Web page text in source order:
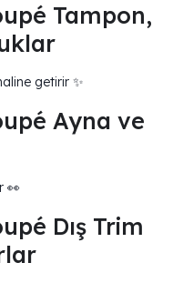
Tampon,
getirir ✨
Ayna ve
👀
Dış Trim